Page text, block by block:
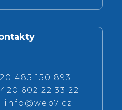
485 150 893
602 22 33 22
info@web7.cz